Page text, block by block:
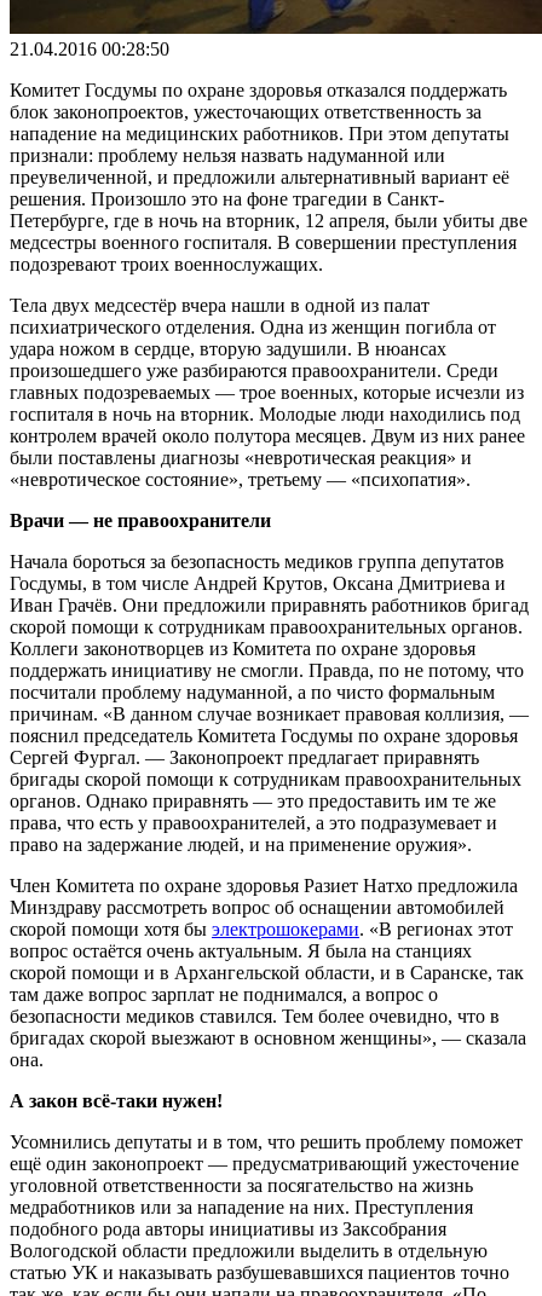
21.04.2016 00:28:50
Комитет Госдумы по охране здоровья отказался поддержать
блок законопроектов, ужесточающих ответственность за
нападение на медицинских работников. При этом депутаты
признали: проблему нельзя назвать надуманной или
преувеличенной, и предложили альтернативный вариант её
решения. Произошло это на фоне трагедии в Санкт-
Петербурге, где в ночь на вторник, 12 апреля, были убиты две
медсестры военного госпиталя. В совершении преступления
подозревают троих военнослужащих.
Тела двух медсестёр вчера нашли в одной из палат
психиатрического отделения. Одна из женщин погибла от
удара ножом в сердце, вторую задушили. В нюансах
произошедшего уже разбираются правоохранители. Среди
главных подозреваемых — трое военных, которые исчезли из
госпиталя в ночь на вторник. Молодые люди находились под
контролем врачей около полутора месяцев. Двум из них ранее
были поставлены диагнозы «невротическая реакция» и
«невротическое состояние», третьему — «психопатия».
Врачи — не правоохранители
Начала бороться за безопасность медиков группа депутатов
Госдумы, в том числе Андрей Крутов, Оксана Дмитриева и
Иван Грачёв. Они предложили приравнять работников бригад
скорой помощи к сотрудникам правоохранительных органов.
Коллеги законотворцев из Комитета по охране здоровья
поддержать инициативу не смогли. Правда, по не потому, что
посчитали проблему надуманной, а по чисто формальным
причинам. «В данном случае возникает правовая коллизия, —
пояснил председатель Комитета Госдумы по охране здоровья
Сергей Фургал. — Законопроект предлагает приравнять
бригады скорой помощи к сотрудникам правоохранительных
органов. Однако приравнять — это предоставить им те же
права, что есть у правоохранителей, а это подразумевает и
право на задержание людей, и на применение оружия».
Член Комитета по охране здоровья Разиет Натхо предложила
Минздраву рассмотреть вопрос об оснащении автомобилей
скорой помощи хотя бы электрошокерами. «В регионах этот
вопрос остаётся очень актуальным. Я была на станциях
скорой помощи и в Архангельской области, и в Саранске, так
там даже вопрос зарплат не поднимался, а вопрос о
безопасности медиков ставился. Тем более очевидно, что в
бригадах скорой выезжают в основном женщины», — сказала
она.
А закон всё-таки нужен!
Усомнились депутаты и в том, что решить проблему поможет
ещё один законопроект — предусматривающий ужесточение
уголовной ответственности за посягательство на жизнь
медработников или за нападение на них. Преступления
подобного рода авторы инициативы из Заксобрания
Вологодской области предложили выделить в отдельную
статью УК и наказывать разбушевавшихся пациентов точно